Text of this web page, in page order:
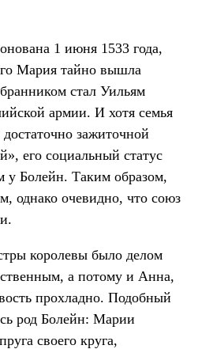
1 июня 1533 года,
Мария тайно вышла
стал Уильям
армии. И хотя семья
зажиточной
его социальный статус
Болейн. Таким образом,
однако очевидно, что союз
королевы было делом
а потому и Анна,
прохладно. Подобный
род Болейн: Марии
своего круга,